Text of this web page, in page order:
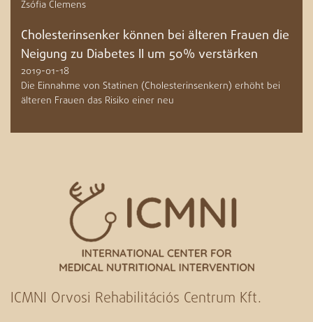
Zsófia Clemens
Cholesterinsenker können bei älteren Frauen die
Neigung zu Diabetes II um 50% verstärken
2019-01-18
Die Einnahme von Statinen (Cholesterinsenkern) erhöht bei
älteren Frauen das Risiko einer neu
ICMNI Orvosi Rehabilitációs Centrum Kft.